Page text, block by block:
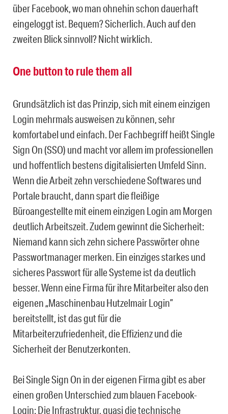
über Facebook, wo man ohnehin schon dauerhaft
eingeloggt ist. Bequem? Sicherlich. Auch auf den
zweiten Blick sinnvoll? Nicht wirklich.
One button to rule them all
Grundsätzlich ist das Prinzip, sich mit einem einzigen
Login mehrmals ausweisen zu können, sehr
komfortabel und einfach. Der Fachbegriff heißt Single
Sign On (SSO) und macht vor allem im professionellen
und hoffentlich bestens digitalisierten Umfeld Sinn.
Wenn die Arbeit zehn verschiedene Softwares und
Portale braucht, dann spart die fleißige
Büroangestellte mit einem einzigen Login am Morgen
deutlich Arbeitszeit. Zudem gewinnt die Sicherheit:
Niemand kann sich zehn sichere Passwörter ohne
Passwortmanager merken. Ein einziges starkes und
sicheres Passwort für alle Systeme ist da deutlich
besser. Wenn eine Firma für ihre Mitarbeiter also den
eigenen „Maschinenbau Hutzelmair Login”
bereitstellt, ist das gut für die
Mitarbeiterzufriedenheit, die Effizienz und die
Sicherheit der Benutzerkonten.
Bei Single Sign On in der eigenen Firma gibt es aber
einen großen Unterschied zum blauen Facebook-
Login: Die Infrastruktur, quasi die technische